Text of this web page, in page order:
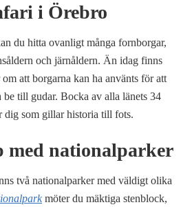
i Örebro
du hitta ovanligt många fornborgar,
och järnåldern. Än idag finns
att borgarna kan ha använts för att
till gudar. Bocka av alla länets 34
dig som gillar historia till fots.
med nationalparker
två nationalparker med väldigt olika
möter du mäktiga stenblock,